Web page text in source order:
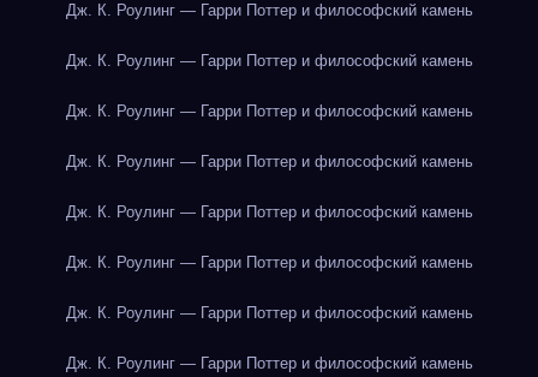
Дж. К. Роулинг — Гарри Поттер и философский камень
Дж. К. Роулинг — Гарри Поттер и философский камень
Дж. К. Роулинг — Гарри Поттер и философский камень
Дж. К. Роулинг — Гарри Поттер и философский камень
Дж. К. Роулинг — Гарри Поттер и философский камень
Дж. К. Роулинг — Гарри Поттер и философский камень
Дж. К. Роулинг — Гарри Поттер и философский камень
Дж. К. Роулинг — Гарри Поттер и философский камень